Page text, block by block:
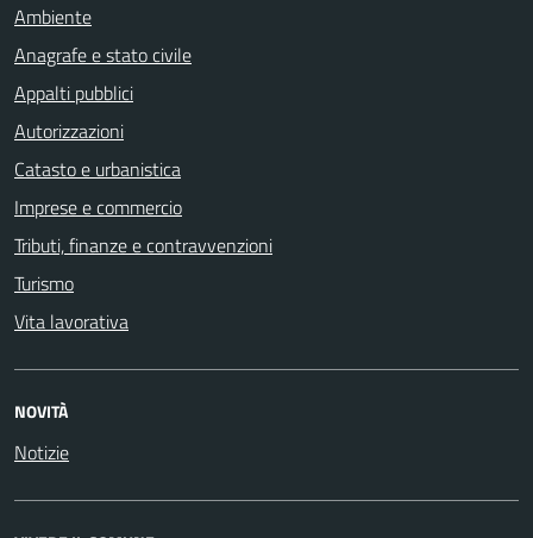
Ambiente
Anagrafe e stato civile
Appalti pubblici
Autorizzazioni
Catasto e urbanistica
Imprese e commercio
Tributi, finanze e contravvenzioni
Turismo
Vita lavorativa
NOVITÀ
Notizie